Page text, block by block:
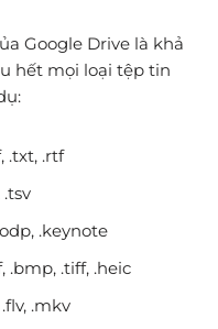
Google Drive là khả
hết mọi loại tệp tin
.txt, .rtf
.tsv
.keynote
.bmp, .tiff, .heic
.mkv